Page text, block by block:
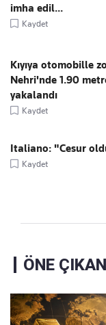
imha edil...
Kaydet
Kıyıya otomobille
Nehri'nde 1.90
yakalandı
Kaydet
Italiano: "Cesur
Kaydet
ÖNE